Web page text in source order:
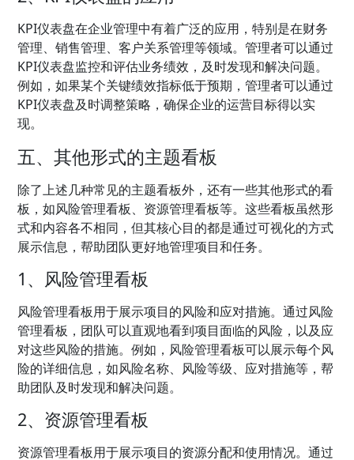
KPI仪表盘在企业管理中有着广泛的应用，特别是在财务
管理、销售管理、客户关系管理等领域。管理者可以通过
KPI仪表盘监控和评估业务绩效，及时发现和解决问题。
例如，如果某个关键绩效指标低于预期，管理者可以通过
KPI仪表盘及时调整策略，确保企业的运营目标得以实
现。
五、其他形式的主题看板
除了上述几种常见的主题看板外，还有一些其他形式的看
板，如风险管理看板、资源管理看板等。这些看板虽然形
式和内容各不相同，但其核心目的都是通过可视化的方式
展示信息，帮助团队更好地管理项目和任务。
1、风险管理看板
风险管理看板用于展示项目的风险和应对措施。通过风险
管理看板，团队可以直观地看到项目面临的风险，以及应
对这些风险的措施。例如，风险管理看板可以展示每个风
险的详细信息，如风险名称、风险等级、应对措施等，帮
助团队及时发现和解决问题。
2、资源管理看板
资源管理看板用于展示项目的资源分配和使用情况。通过